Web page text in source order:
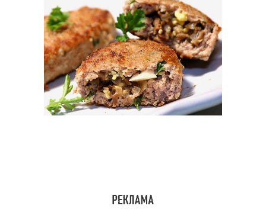
Паровые котлеты Котлеты из говядины
Диетические фитнесы
Диетические фитнес-
рецепты